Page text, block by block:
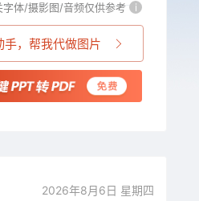
字体/摄影图/音频仅供参考 i
手，帮我代做图片
2026年8月6日 星期四